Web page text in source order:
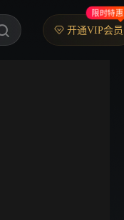
开通VIP会员
限时特惠